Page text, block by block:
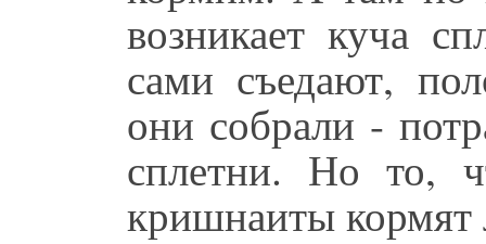
возникает куча
сами съедают,
они собрали -
сплетни. Но то,
кришнаиты